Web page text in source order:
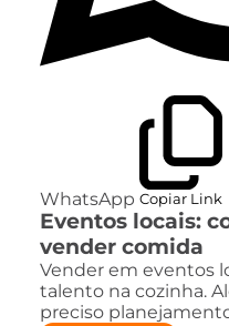
WhatsApp Copiar Link
Eventos locais:
vender comida
Vender em eventos
talento na cozinha.
preciso